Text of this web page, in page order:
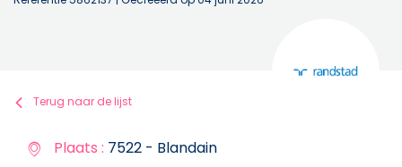
Terug naar de lijst
Plaats : 7522 - Blandain